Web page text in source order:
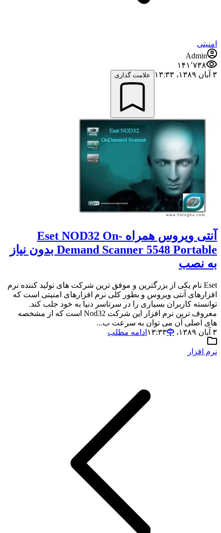
امنیتی
Admin
۱۴۱٬۷۳۸
۳ آبان ۱۳۸۹،‏ ۱۳:۳۳
علامت گذاری
آنتی ویروس همراه Eset NOD32 On-
Demand Scanner 5548 Portable بدون نیاز
به نصب
Eset نام یکی از بزرگترین و موفق ترین شرکت های تولید کننده نرم
افزارهای آنتی ویروس و بطور کلی نرم افزارهای امنیتی است که
توانسته کاربران بسیاری را در سرتاسر دنیا به خود جلب کند.
معروف ترین نرم افزار این شرکت Nod32 است که از مشخصه
های اصلی آن می توان به سرعت ب...
۳ آبان ۱۳۸۹،‏ ۱۳:۳۳
ادامه مطلب
نرم افزار